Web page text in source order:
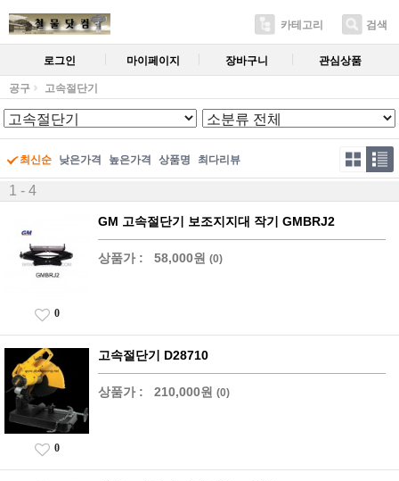
카테고리 검색
로그인 마이페이지 장바구니 관심상품
공구 고속절단기
최신순 낮은가격 높은가격 상품명 최다리뷰
1 - 4
GM 고속절단기 보조지지대 작기 GMBRJ2
상품가 : 58,000원 (0)
0
고속절단기 D28710
상품가 : 210,000원 (0)
0